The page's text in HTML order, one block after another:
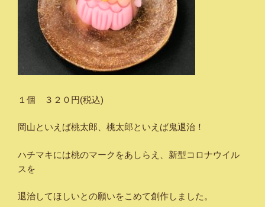
１個 ３２０円(税込)
岡山といえば桃太郎、桃太郎といえば鬼退治！
ハチマキには桃のマークをあしらえ、新型コロナウイル
スを
退治してほしいとの願いをこめて創作しました。